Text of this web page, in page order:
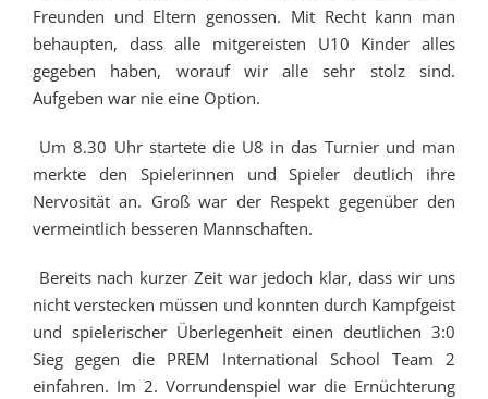
Freunden und Eltern genossen. Mit Recht kann man
behaupten, dass alle mitgereisten U10 Kinder alles
gegeben haben, worauf wir alle sehr stolz sind.
Aufgeben war nie eine Option.
Um 8.30 Uhr startete die U8 in das Turnier und man
merkte den Spielerinnen und Spieler deutlich ihre
Nervosität an. Groß war der Respekt gegenüber den
vermeintlich besseren Mannschaften.
Bereits nach kurzer Zeit war jedoch klar, dass wir uns
nicht verstecken müssen und konnten durch Kampfgeist
und spielerischer Überlegenheit einen deutlichen 3:0
Sieg gegen die PREM International School Team 2
einfahren. Im 2. Vorrundenspiel war die Ernüchterung